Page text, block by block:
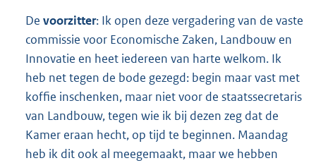
De voorzitter: Ik open deze vergadering van de vaste
commissie voor Economische Zaken, Landbouw en
Innovatie en heet iedereen van harte welkom. Ik
heb net tegen de bode gezegd: begin maar vast met
koffie inschenken, maar niet voor de staatssecretaris
van Landbouw, tegen wie ik bij dezen zeg dat de
Kamer eraan hecht, op tijd te beginnen. Maandag
heb ik dit ook al meegemaakt, maar we hebben